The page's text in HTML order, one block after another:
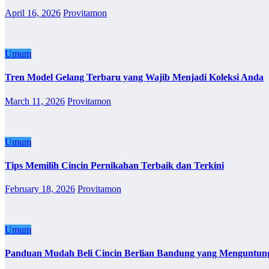
April 16, 2026 Provitamon
Umum
Tren Model Gelang Terbaru yang Wajib Menjadi Koleksi Anda
March 11, 2026 Provitamon
Umum
Tips Memilih Cincin Pernikahan Terbaik dan Terkini
February 18, 2026 Provitamon
Umum
Panduan Mudah Beli Cincin Berlian Bandung yang